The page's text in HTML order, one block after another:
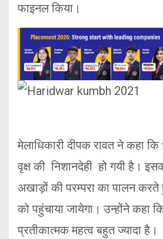
फाइनल किया।
मेलाधिकारी दीपक रावत ने कहा कि
वृक्ष की निशानदेही हो गयी है।
अखाड़ों की परम्परा का पालन करते
को पहुंचाया जायेगा। उन्होंने कहा
प्रतीकात्मक महत्व बहुत ज्यादा है।